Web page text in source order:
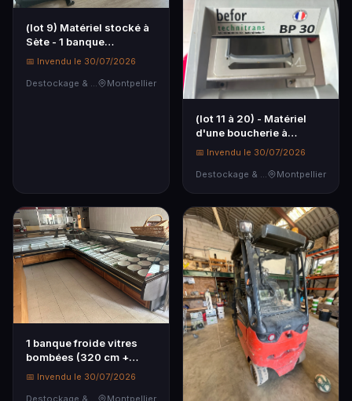
(lot 9) Matériel stocké à
Sète - 1 banque
d'accueil, 1 unité
DELL, 1 imprimante à
📅 Invendu le 30/07/2026
Destockage & Invendus
Montpellier
(lot 11 à 20) - Matériel
d'une boucherie à
Villeneuve lès
thermoscelleuse BEFOR
📅 Invendu le 30/07/2026
Montpellier
1 banque froide vitres
bombées (320 cm +
angle de 59x119x59 cm
📅 Invendu le 30/07/2026